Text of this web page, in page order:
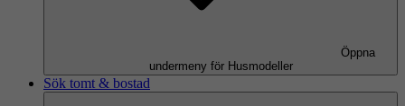
Öppna
undermeny för Husmodeller
Sök tomt & bostad